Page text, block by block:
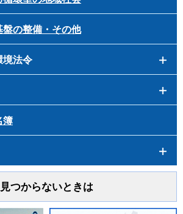
の整備・その他
境法令
簿
見つからないときは